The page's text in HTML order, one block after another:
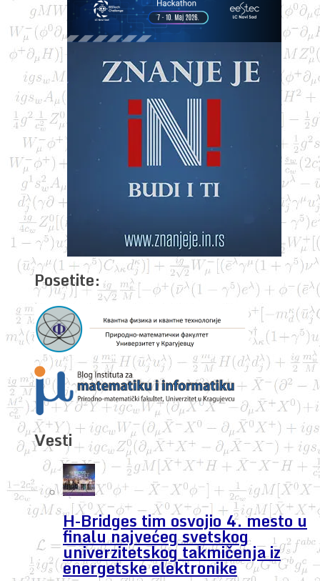
Posetite:
Vesti
H-Bridges tim osvojio 4. mesto u
finalu najvećeg svetskog
univerzitetskog takmičenja iz
energetske elektronike